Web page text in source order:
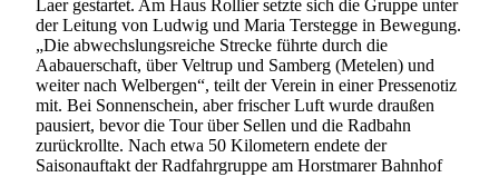
Laer gestartet. Am Haus Rollier setzte sich die Gruppe unter
der Leitung von Ludwig und Maria Terstegge in Bewegung.
„Die abwechslungsreiche Strecke führte durch die
Aabauerschaft, über Veltrup und Samberg (Metelen) und
weiter nach Welbergen“, teilt der Verein in einer Pressenotiz
mit. Bei Sonnenschein, aber frischer Luft wurde draußen
pausiert, bevor die Tour über Sellen und die Radbahn
zurückrollte. Nach etwa 50 Kilometern endete der
Saisonauftakt der Radfahrgruppe am Horstmarer Bahnhof